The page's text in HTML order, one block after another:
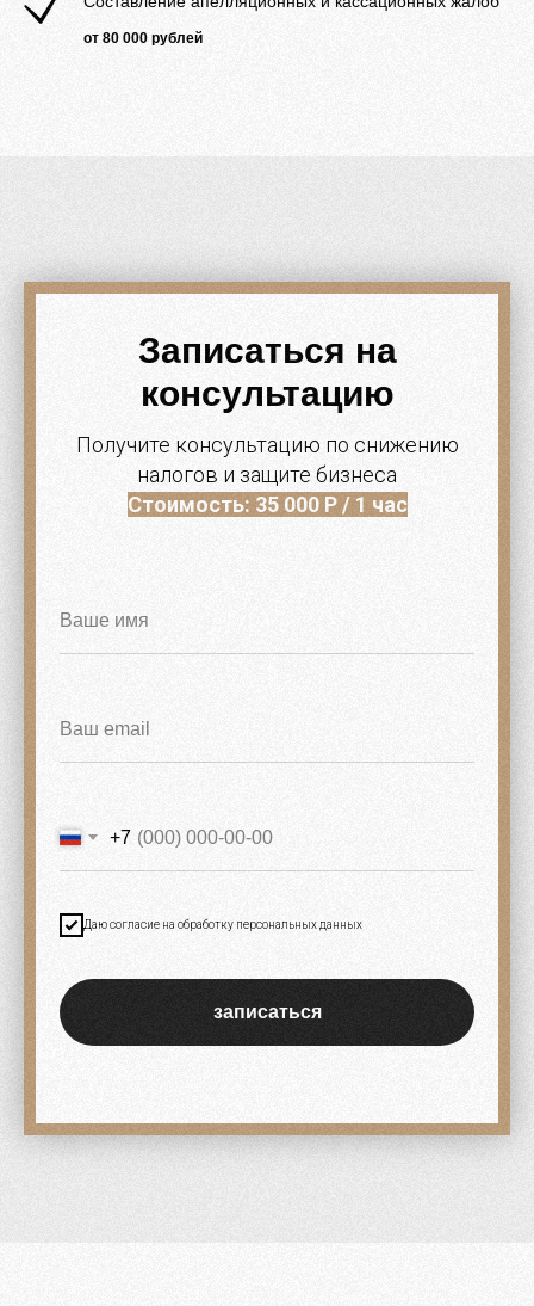
от 80 000 рублей
Записаться на
консультацию
Получите консультацию по снижению
налогов и защите бизнеса
Стоимость: 35 000 Р / 1 час
+7
Даю согласие на обработку персональных данных
записаться